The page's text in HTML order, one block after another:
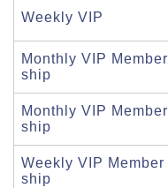
Weekly VIP
Monthly VIP Member
ship
Monthly VIP Member
ship
Weekly VIP Member
ship